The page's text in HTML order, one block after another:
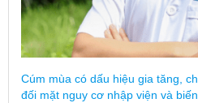
Cúm mùa có dấu hiệu gia tăng,
đối mặt nguy cơ nhập viện và